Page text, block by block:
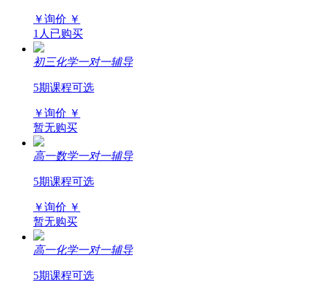
￥询价 ￥
1人已购买
初三化学一对一辅导
5期课程可选
￥询价 ￥
暂无购买
高一数学一对一辅导
5期课程可选
￥询价 ￥
暂无购买
高一化学一对一辅导
5期课程可选